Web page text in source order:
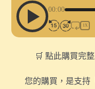
〖番外〗冷戰時代的台
談《拒絕消失的波蘭》（
〖番外〗如果臺灣滅國
的身體經驗與殖民凝視
00:00
1X
🛒 點此購買完整
您的購買，是支持